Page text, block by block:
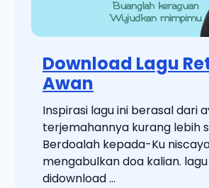
Download Lagu
Awan
Inspirasi lagu ini berasal dari
terjemahannya kurang lebih
Berdoalah kepada-Ku
mengabulkan doa kalian.
didownload ...